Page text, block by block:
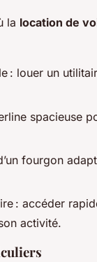
la location de
: louer un
spacieuse
fourgon
: accéder
activité.